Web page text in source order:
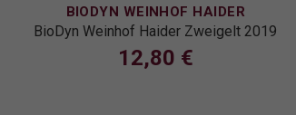
BIODYN WEINHOF HAIDER
BioDyn Weinhof Haider Zweigelt 2019
12,80 €